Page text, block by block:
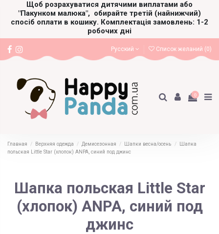
Щоб розрахуватися дитячими виплатами або
"Пакунком малюка", обирайте третій (найнижчий)
спосіб оплати в кошику. Комплектація замовлень: 1-2
робочих дні
Русский Список желаний (0)
0
Главная Верхняя одежда Демисезонная Шапки весна/осень
Шапка
польская Little Star (хлопок) ANPA, синий под джинс
Шапка польская Little Star
(хлопок) ANPA, синий под
джинс